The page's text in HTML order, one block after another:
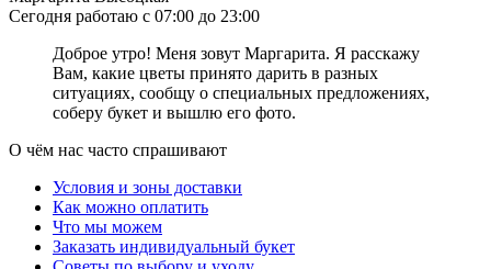
Сегодня работаю с 07:00 до 23:00
Доброе утро! Меня зовут Маргарита. Я расскажу
Вам, какие цветы принято дарить в разных
ситуациях, сообщу о специальных предложениях,
соберу букет и вышлю его фото.
О чём нас часто спрашивают
Условия и зоны доставки
Как можно оплатить
Что мы можем
Заказать индивидуальный букет
Что означают тюльпаны на языке цветов
Конечно же, тюльпаны у всех ассоциируются с первыми
весенними теплыми днями. На языке цветов, тюльпаны
символизируют благополучие, любовь и счастье. На любом
торжестве букет тюльпанов будет смотреться торжественно и
вполне уместно. Благодаря их богатой цветовой гамме, вы
сможете выразить любые эмоции и пожелания подаренным
букетом. Белые тюльпаны символизируют искреннее и
благородное отношение; розовые являются символом
невинности и романтичности; яркие красные или алые
тюльпаны расскажут о вашей любви, страсти и восхищении;
жёлтые тюльпаны олицетворяют искренность, удачу и успех;